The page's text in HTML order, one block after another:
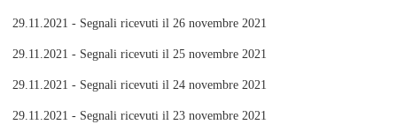
29.11.2021 - Segnali ricevuti il 26 novembre 2021
29.11.2021 - Segnali ricevuti il 25 novembre 2021
29.11.2021 - Segnali ricevuti il 24 novembre 2021
29.11.2021 - Segnali ricevuti il 23 novembre 2021